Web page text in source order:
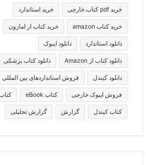
خرید pdf کتاب خارجی خرید استاندارد
خرید کتاب amazon خرید کتاب از امازون
دانلود استاندارد دانلود ایبوک
دانلود کتاب از Amazon دانلود کتاب پزشکی
دانلود کیندل فروش استانداردهای بین المللی
فروش ایبوک خارجی کتاب eBook
کتاب کیندل گزارش گزارش تحلیلی